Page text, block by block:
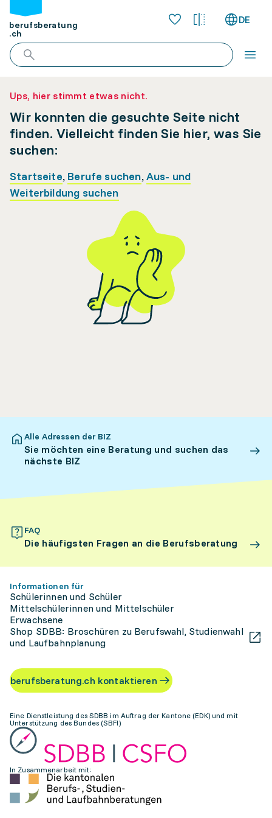
berufsberatung
.ch
DE
Ups, hier stimmt etwas nicht.
Wir konnten die gesuchte Seite nicht
finden. Vielleicht finden Sie hier, was Sie
suchen:
Startseite, Berufe suchen,Aus- und
Weiterbildung suchen
Alle Adressen der BIZ
Sie möchten eine Beratung und suchen das
nächste BIZ
FAQ
Die häufigsten Fragen an die Berufsberatung
Informationen für
Schülerinnen und Schüler
Mittelschülerinnen und Mittelschüler
Erwachsene
Shop SDBB: Broschüren zu Berufswahl, Studienwahl
und Laufbahnplanung
berufsberatung.ch kontaktieren
Eine Dienstleistung des SDBB im Auftrag der Kantone (EDK) und mit
Unterstützung des Bundes (SBFI)
In Zusammenarbeit mit: